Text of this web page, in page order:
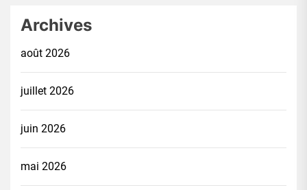
Archives
août 2026
juillet 2026
juin 2026
mai 2026